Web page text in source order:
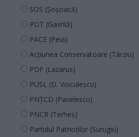
SOS (Șoșoacă)
POT (Gavrilă)
PACE (Peia)
Acțiunea Conservatoare (Târziu)
PDF (Lazarus)
PUSL (D. Voiculescu)
PNȚCD (Pavelescu)
PNCR (Terheș)
Partidul Patrioților (Surugiu)